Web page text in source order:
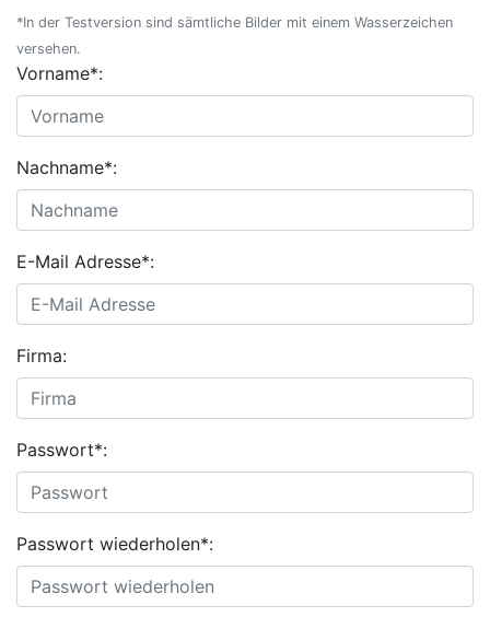
*In der Testversion sind sämtliche Bilder mit einem Wasserzeichen
versehen.
Vorname*:
Nachname*:
E-Mail Adresse*:
Firma:
Passwort*:
Passwort wiederholen*: